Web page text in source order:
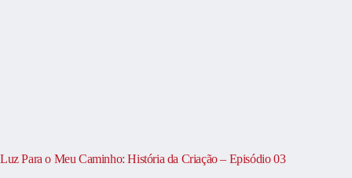
Luz Para o Meu Caminho: História da Criação – Episódio 03